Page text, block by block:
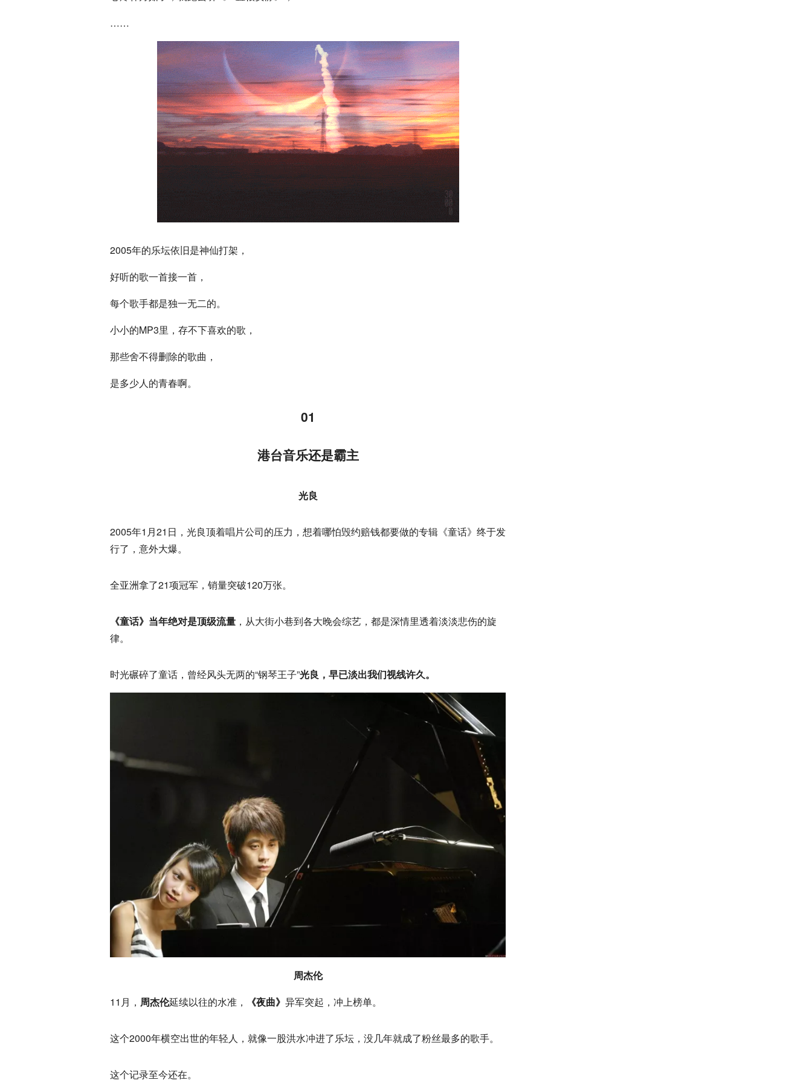
……
2005年的乐坛依旧是神仙打架，
好听的歌一首接一首，
每个歌手都是独一无二的。
小小的MP3里，存不下喜欢的歌，
那些舍不得删除的歌曲，
是多少人的青春啊。
01
港台音乐还是霸主
光良
2005年1月21日，光良顶着唱片公司的压力，想着哪怕毁约赔钱都要做的专辑《童话》终于发
行了，意外大爆。
全亚洲拿了21项冠军，销量突破120万张。
《童话》当年绝对是顶级流量 ，从大街小巷到各大晚会综艺，都是深情里透着淡淡悲伤的旋
律。
时光碾碎了童话，曾经风头无两的“钢琴王子”光良，早已淡出我们视线许久。
周杰伦
11月， 周杰伦延续以往的水准， 《夜曲》 异军突起，冲上榜单。
这个2000年横空出世的年轻人，就像一股洪水冲进了乐坛，没几年就成了粉丝最多的歌手。
这个记录至今还在。